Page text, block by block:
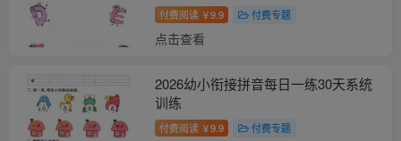
付费阅读 ￥9.9 付费专题
点击查看
2026幼小衔接拼音每日一练30天系统
训练
付费阅读 ￥9.9 付费专题